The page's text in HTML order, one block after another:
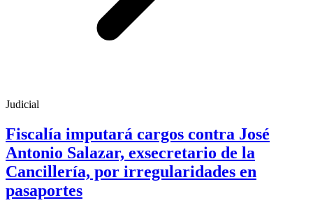
Judicial
Fiscalía imputará cargos contra José
Antonio Salazar, exsecretario de la
Cancillería, por irregularidades en
pasaportes